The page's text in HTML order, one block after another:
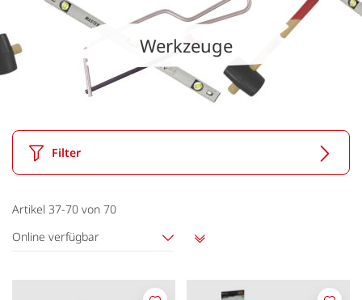
Werkzeuge
Filter
Artikel 37-70 von 70
Online verfügbar